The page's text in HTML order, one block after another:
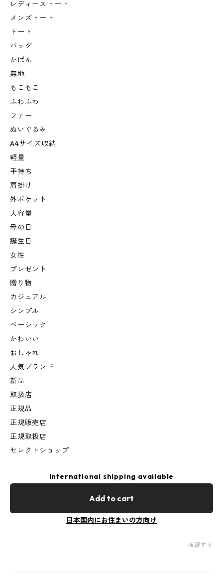
レディーストート
メンズトート
トート
バッグ
かばん
無地
もこもこ
ふわふわ
ファー
ぬいぐるみ
A4サイズ収納
軽量
手持ち
肩掛け
外ポケット
大容量
母の日
誕生日
女性
プレゼント
贈り物
カジュアル
シンプル
ベーシック
かわいい
おしゃれ
人気ブランド
新品
取扱店
正規品
正規販売店
正規取扱店
セレクトショップ
International shipping available
Add to cart
日本国内にお住まいの方向け
通報する